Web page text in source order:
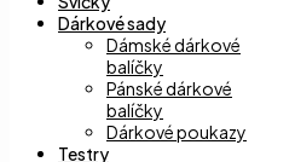
Dárkové sady
Dámské dárkové
balíčky
Pánské dárkové
balíčky
Dárkové poukazy
Testry